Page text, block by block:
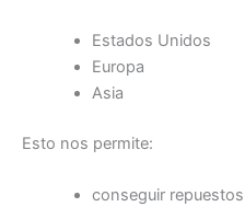
Estados Unidos
Europa
Asia
Esto nos permite:
conseguir